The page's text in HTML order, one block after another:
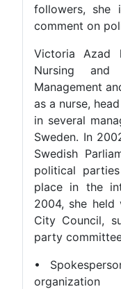
followers, she
comment on
Victoria Azad
Nursing and
Management
as a nurse,
in several
Sweden. In
Swedish
political
place in the
2004, she held
City Council,
party
•
organization